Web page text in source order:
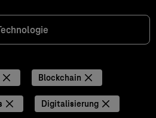
Blockchain
Digitalisierung